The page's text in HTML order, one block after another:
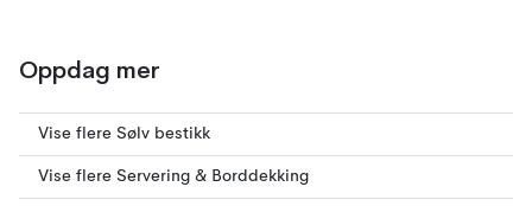
Oppdag mer
Vise flere Sølv bestikk
Vise flere Servering & Borddekking